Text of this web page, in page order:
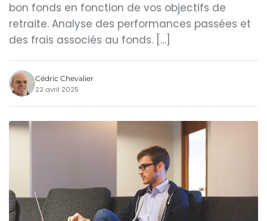
bon fonds en fonction de vos objectifs de
retraite. Analyse des performances passées et
des frais associés au fonds. […]
Cédric Chevalier
22 avril 2025